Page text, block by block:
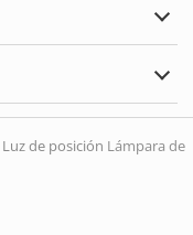
de
Luz de posición Lámpara de